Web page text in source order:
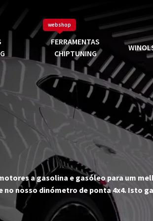
FERRAMENTAS
CHIPTUNING
webshop
a gasolina e gasóleo para um
nosso dinómetro de ponta 4x4. Isto